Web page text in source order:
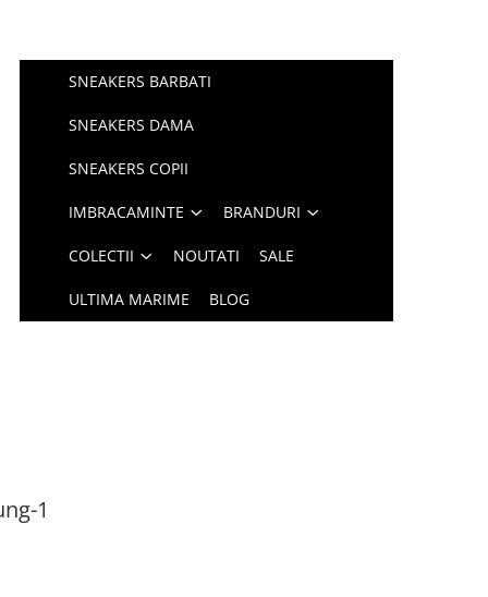
SNEAKERS BARBATI
SNEAKERS DAMA
SNEAKERS COPII
IMBRACAMINTE BRANDURI
COLECTII NOUTATI SALE
ULTIMA MARIME BLOG
1